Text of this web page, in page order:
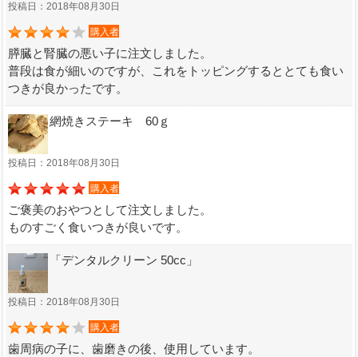
投稿日：2018年08月30日
購入者
膵臓と腎臓の悪い子に注文しました。
普段は食が細いのですが、これをトッピングするととても食い
つきが良かったです。
網焼きステーキ 60ｇ
投稿日：2018年08月30日
購入者
ご褒美のおやつとして注文しました。
ものすごく食いつきが良いです。
「デンタルクリーン 50cc」
投稿日：2018年08月30日
購入者
歯周病の子に、歯磨きの後、使用しています。